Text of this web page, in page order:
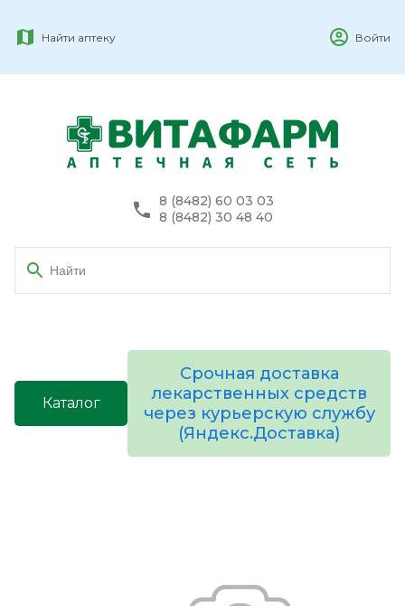
Найти аптеку Войти
8 (8482) 60 03 03
8 (8482) 30 48 40
Каталог
Срочная доставка
лекарственных средств
через курьерскую службу
(Яндекс.Доставка)